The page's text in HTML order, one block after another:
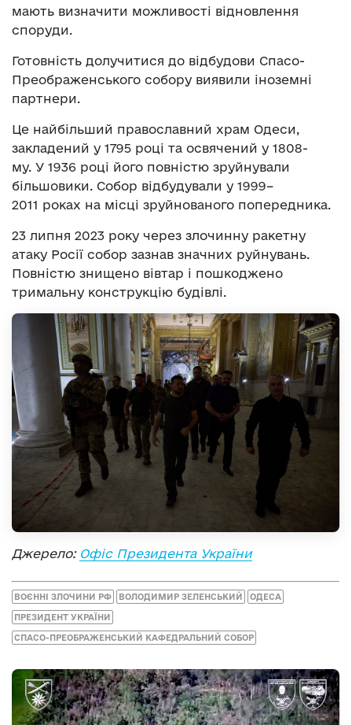
мають визначити можливості відновлення
споруди.
Готовність долучитися до відбудови Спасо-
Преображенського собору виявили іноземні
партнери.
Це найбільший православний храм Одеси,
закладений у 1795 році та освячений у 1808-
му. У 1936 році його повністю зруйнували
більшовики. Собор відбудували у 1999–
2011 роках на місці зруйнованого попередника.
23 липня 2023 року через злочинну ракетну
атаку Росії собор зазнав значних руйнувань.
Повністю знищено вівтар і пошкоджено
тримальну конструкцію будівлі.
Джерело: Офіс Президента України
ВОЄННІ ЗЛОЧИНИ РФ ВОЛОДИМИР ЗЕЛЕНСЬКИЙ ОДЕСА
ПРЕЗИДЕНТ УКРАЇНИ
СПАСО-ПРЕОБРАЖЕНСЬКИЙ КАФЕДРАЛЬНИЙ СОБОР